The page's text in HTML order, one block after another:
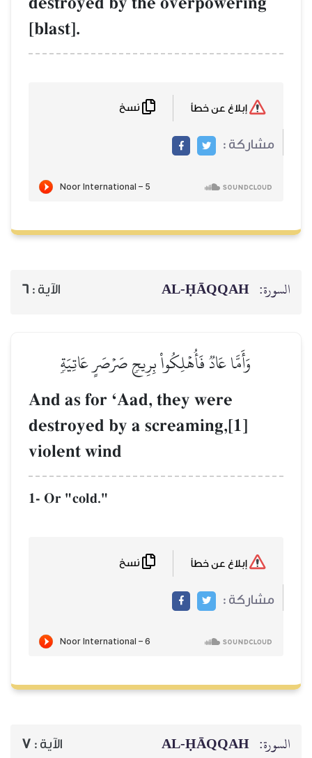
[blast].
مشاركة :
السورة: AL‑ḤĀQQAH الآية : 6
وَأَمَّا عَادٞ فَأُهۡلِكُواْ بِرِيحٖ صَرۡصَرٍ عَاتِيَةٖ
And as for ÔAad, they were
destroyed by a screaming,[1]
violent wind
1- Or "cold."
مشاركة :
السورة: AL‑ḤĀQQAH الآية : 7